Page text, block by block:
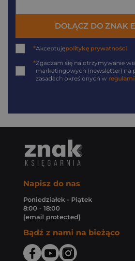
DOŁĄCZ DO ZNAK
*Akceptujępolitykę prywatności
*Zgadzam się na otrzymywanie
marketingowych (newsletter) na
zasadach określonych w
Napisz do nas
Poniedziałek - Piątek
8:00 - 18:00
[email protected]
Bądź z nami na bieżąco